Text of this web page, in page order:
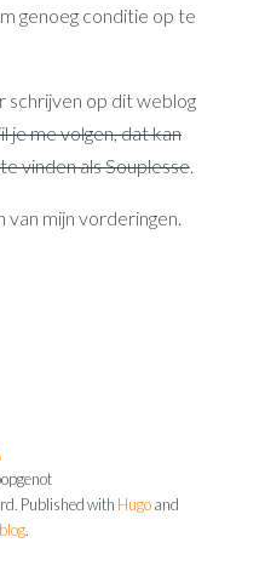
genoeg conditie op te
schrijven op dit weblog
je me volgen, dat kan
vinden als Souplesse.
mijn vorderingen.
Published with Hugo and
.